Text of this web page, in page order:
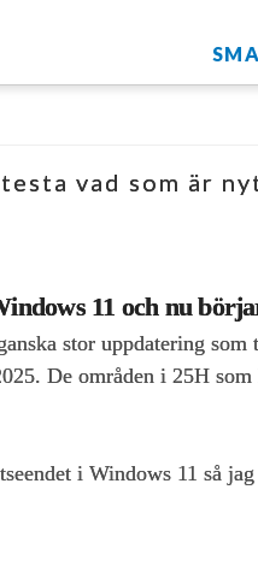
vad som är
11 och nu
stor uppdatering
De områden i 25H
i Windows 11 så